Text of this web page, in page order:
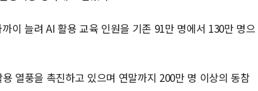
이 늘려 AI 활용 교육 인원을 기존 91만 명에서 130만 명으
열풍을 촉진하고 있으며 연말까지 200만 명 이상의 동참